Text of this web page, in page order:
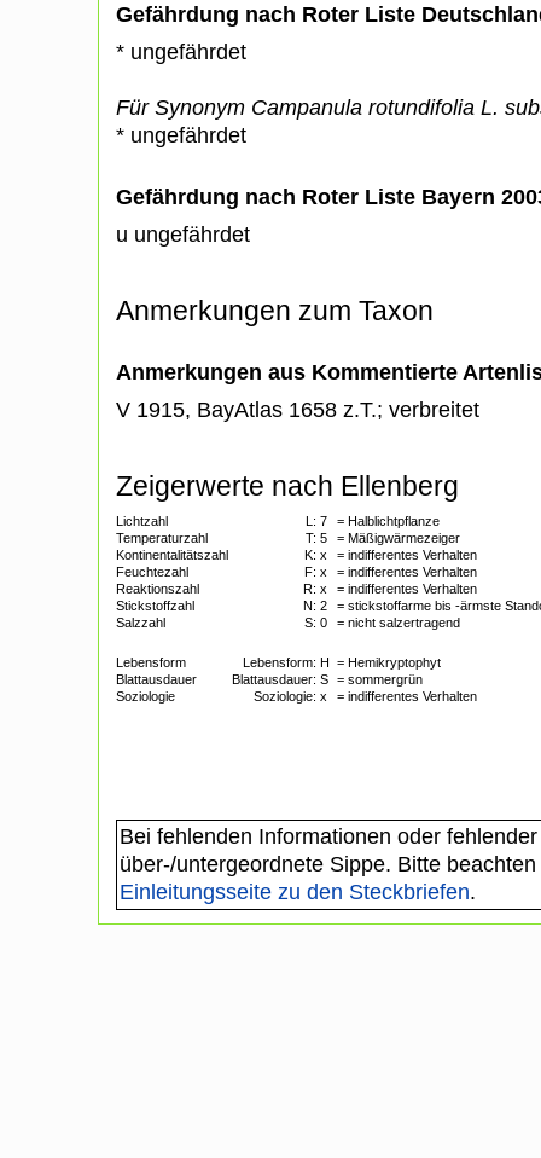
Gefährdung nach Roter Liste
* ungefährdet
Für Synonym Campanula rotundifolia L.
* ungefährdet
Gefährdung nach Roter Liste Bayern
u ungefährdet
Anmerkungen zum Taxon
Anmerkungen aus Kommentierte
V 1915, BayAtlas 1658 z.T.; verbreitet
Zeigerwerte nach Ellenberg
Lichtzahl L: 7
= Halblichtpflanze
Temperaturzahl
T: 5
= Mäßigwärmezeiger
Kontinentalitätszahl
K: x
= indifferentes Verhalten
Feuchtezahl
F: x
= indifferentes Verhalten
Reaktionszahl
R: x
= indifferentes Verhalten
Stickstoffzahl
N: 2
= stickstoffarme bis -ärmste
Salzzahl
S: 0 = nicht salzertragend
Lebensform Lebensform: H = Hemikryptophyt
Blattausdauer
Blattausdauer: S = sommergrün
Soziologie
Soziologie: x = indifferentes Verhalten
Bei fehlenden Informationen oder
über-/untergeordnete Sippe. Bitte
Einleitungsseite zu den Steckbriefen.